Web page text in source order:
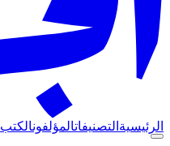
الرئيسية التصنيفاتالمؤلفونالكتب